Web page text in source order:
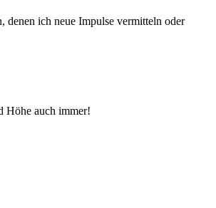
denen ich neue Im­pul­se vermitteln oder
Höhe auch immer!